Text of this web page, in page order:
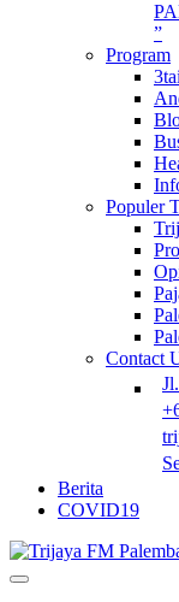
”
Program
Populer
Contact
Berita
COVID19